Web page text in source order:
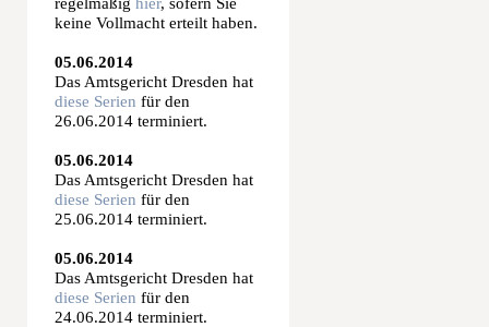
keine Vollmacht erteilt haben.
05.06.2014
Das Amtsgericht Dresden hat
diese Serien für den
26.06.2014 terminiert.
05.06.2014
Das Amtsgericht Dresden hat
diese Serien für den
25.06.2014 terminiert.
05.06.2014
Das Amtsgericht Dresden hat
diese Serien für den
24.06.2014 terminiert.